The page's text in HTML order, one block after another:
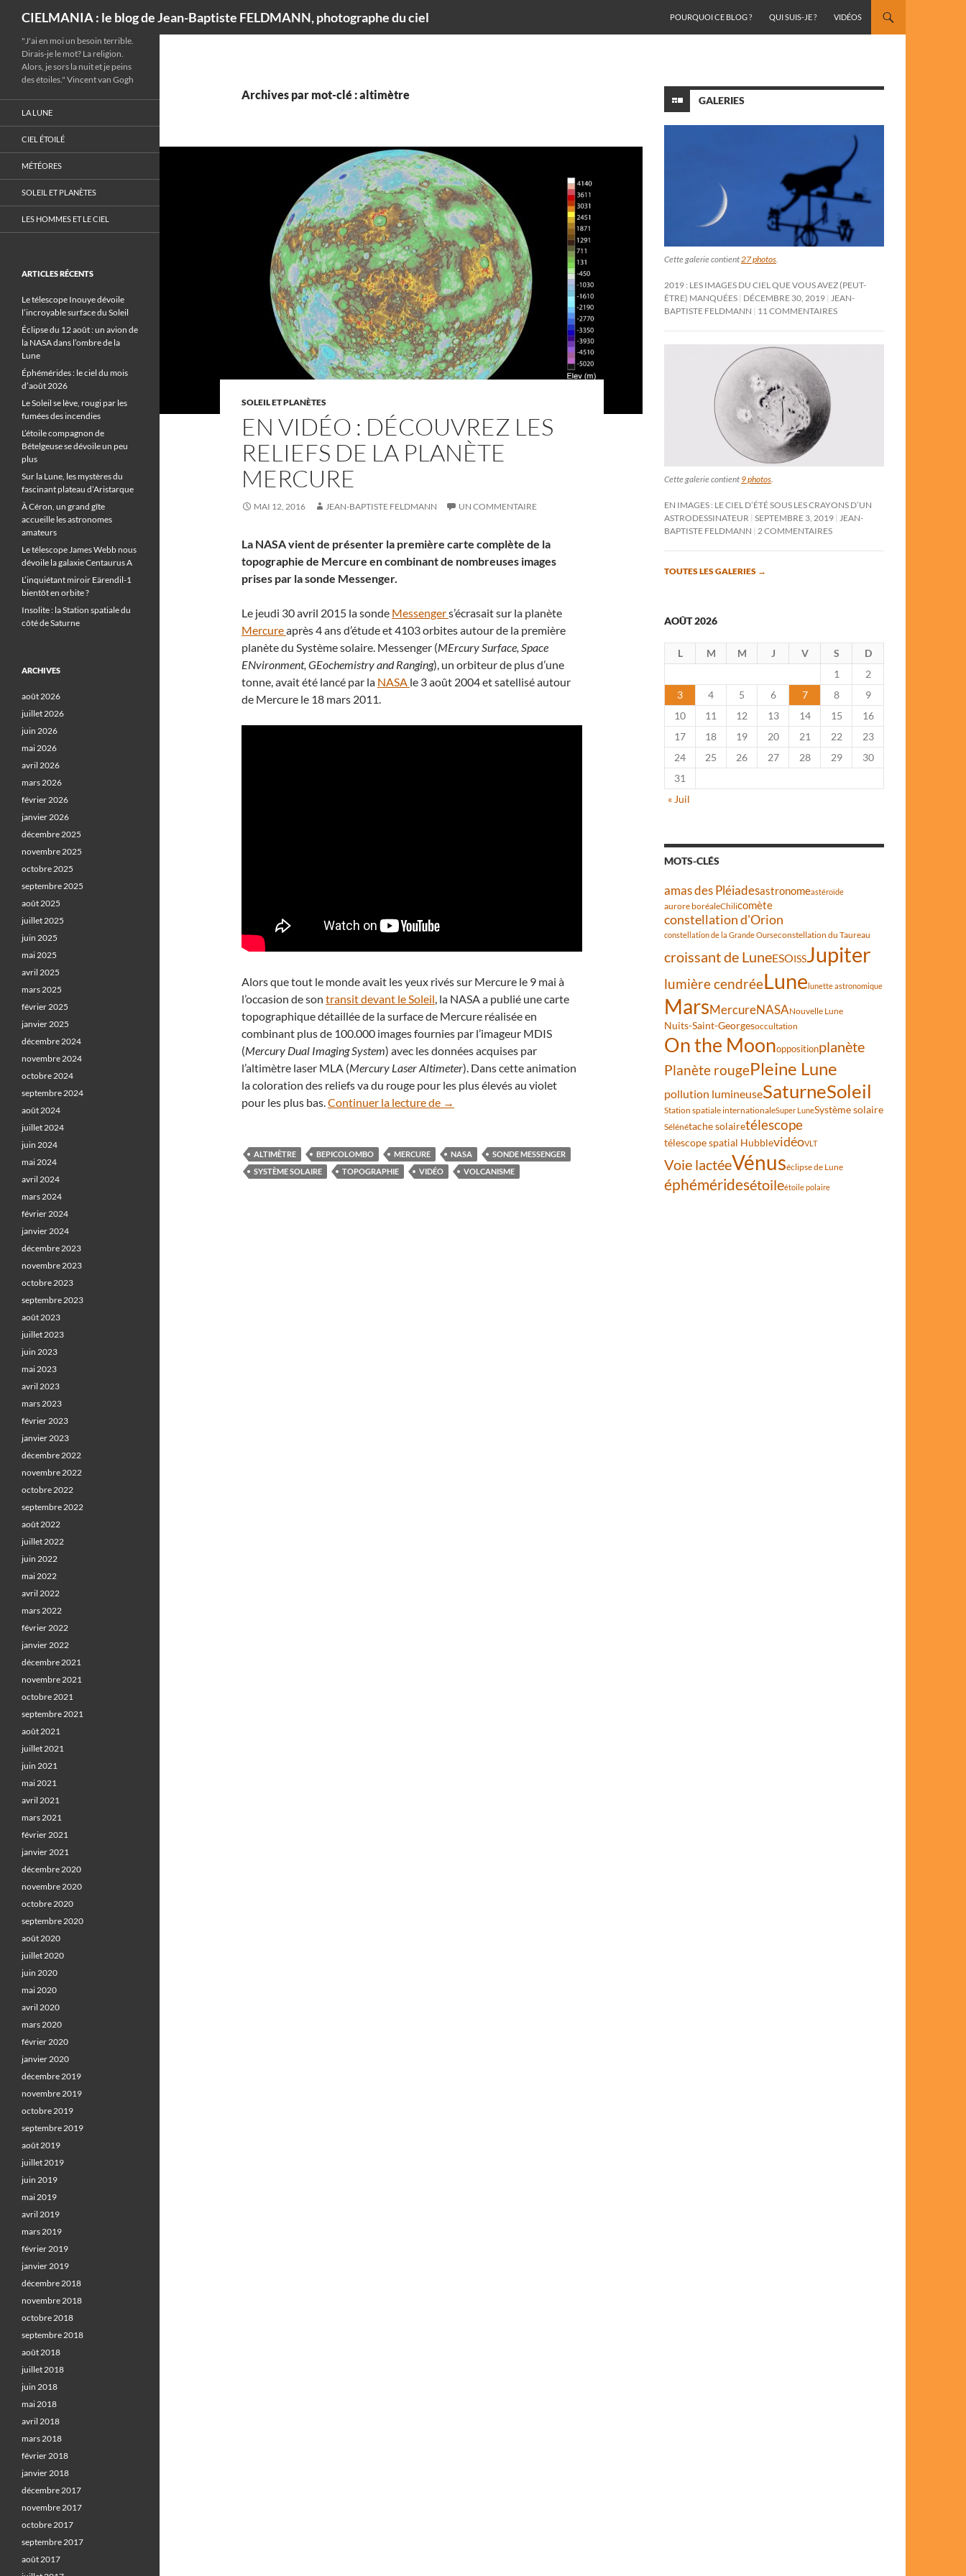
CIELMANIA : le blog de Jean-Baptiste FELDMANN, photographe du ciel
POURQUOI CE BLOG ?
QUI SUIS-JE ? VIDÉOS
Archives par mot-clé : altimètre
SOLEIL ET PLANÈTES
EN VIDÉO : DÉCOUVREZ LES
RELIEFS DE LA PLANÈTE
MERCURE
MAI 12, 2016 JEAN-BAPTISTE FELDMANN UN COMMENTAIRE
La NASA vient de présenter la première carte complète de la
topographie de Mercure en combinant de nombreuses images
prises par la sonde Messenger.
Le jeudi 30 avril 2015 la sonde Messengers’écrasait sur la planète
Mercureaprès 4 ans d’étude et 4103 orbites autour de la première
planète du Système solaire. Messenger (MErcury Surface, Space
ENvironment, GEochemistry and Ranging), un orbiteur de plus d’une
tonne, avait été lancé par la NASA le 3 août 2004 et satellisé autour
de Mercure le 18 mars 2011.
Alors que tout le monde avait les yeux rivés sur Mercure le 9 mai à
l’occasion de son transit devant le Soleil, la NASA a publié une carte
topographique détaillée de la surface de Mercure réalisée en
combinant plus de 100.000 images fournies par l’imageur MDIS
(Mercury Dual Imaging System) avec les données acquises par
l’altimètre laser MLA (Mercury Laser Altimeter). Dans cette animation
la coloration des reliefs va du rouge pour les plus élevés au violet
pour les plus bas.Continuer la lecture de En vidéo : découvrez les reliefs de la planète Mercure
→
ALTIMÈTRE BEPICOLOMBO MERCURE NASA
SONDE MESSENGER
SYSTÈME SOLAIRE
TOPOGRAPHIE VIDÉO VOLCANISME
GALERIES
Cette galerie contient27 photos.
2019 : LES IMAGES DU CIEL QUE VOUS AVEZ (PEUT-
ÊTRE) MANQUÉES DÉCEMBRE 30, 2019 JEAN-
BAPTISTE FELDMANN
11 COMMENTAIRES
Cette galerie contient 9 photos
EN IMAGES : LE CIEL D’ÉTÉ SOUS LES CRAYONS D’UN
ASTRODESSINATEUR SEPTEMBRE 3, 2019
JEAN-
BAPTISTE FELDMANN
2 COMMENTAIRES
TOUTES LES GALERIES →
AOÛT 2026
L M M J V S
D
1
2
3
4 5 6 7 8
9
10
11 12 13 14 15
16
17
18 19 20 21 22
23
24
25 26 27 28 29
30
31
« Juil
MOTS-CLÉS
amas des Pléiadesastronomeastéroïde
aurore boréaleChilicomète
constellation d'Orion
constellation de la Grande Ourseconstellation du Taureau
croissant de LuneESOISSJupiter
lumière cendréeLunelunette astronomique
MarsMercureNASANouvelle Lune
Nuits-Saint-Georgesoccultation
On the Moonoppositionplanète
Planète rougePleine Lune
pollution lumineuseSaturneSoleil
Station spatiale internationaleSuper LuneSystème solaire
Sélénétache solairetélescope
télescope spatial HubblevidéoVLT
Voie lactéeVénuséclipse de Lune
éphéméridesétoileétoile polaire
"J'ai en moi un besoin terrible.
Dirais-je le mot? La religion.
Alors, je sors la nuit et je peins
des étoiles." Vincent van Gogh
LA LUNE
CIEL ÉTOILÉ
MÉTÉORES
SOLEIL ET PLANÈTES
LES HOMMES ET LE CIEL
ARTICLES RÉCENTS
Le télescope Inouye dévoile
l’incroyable surface du Soleil
Éclipse du 12 août : un avion de
la NASA dans l’ombre de la
Lune
Éphémérides : le ciel du mois
d’août 2026
Le Soleil se lève, rougi par les
fumées des incendies
L’étoile compagnon de
Bételgeuse se dévoile un peu
plus
Sur la Lune, les mystères du
fascinant plateau d’Aristarque
À Céron, un grand gîte
accueille les astronomes
amateurs
Le télescope James Webb nous
dévoile la galaxie Centaurus A
L’inquiétant miroir Eärendil-1
bientôt en orbite ?
Insolite : la Station spatiale du
côté de Saturne
ARCHIVES
août 2026
juillet 2026
juin 2026
mai 2026
avril 2026
mars 2026
février 2026
janvier 2026
décembre 2025
novembre 2025
octobre 2025
septembre 2025
août 2025
juillet 2025
juin 2025
mai 2025
avril 2025
mars 2025
février 2025
janvier 2025
décembre 2024
novembre 2024
octobre 2024
septembre 2024
août 2024
juillet 2024
juin 2024
mai 2024
avril 2024
mars 2024
février 2024
janvier 2024
décembre 2023
novembre 2023
octobre 2023
septembre 2023
août 2023
juillet 2023
juin 2023
mai 2023
avril 2023
mars 2023
février 2023
janvier 2023
décembre 2022
novembre 2022
octobre 2022
septembre 2022
août 2022
juillet 2022
juin 2022
mai 2022
avril 2022
mars 2022
février 2022
janvier 2022
décembre 2021
novembre 2021
octobre 2021
septembre 2021
août 2021
juillet 2021
juin 2021
mai 2021
avril 2021
mars 2021
février 2021
janvier 2021
décembre 2020
novembre 2020
octobre 2020
septembre 2020
août 2020
juillet 2020
juin 2020
mai 2020
avril 2020
mars 2020
février 2020
janvier 2020
décembre 2019
novembre 2019
octobre 2019
septembre 2019
août 2019
juillet 2019
juin 2019
mai 2019
avril 2019
mars 2019
février 2019
janvier 2019
décembre 2018
novembre 2018
octobre 2018
septembre 2018
août 2018
juillet 2018
juin 2018
mai 2018
avril 2018
mars 2018
février 2018
janvier 2018
décembre 2017
novembre 2017
octobre 2017
septembre 2017
août 2017